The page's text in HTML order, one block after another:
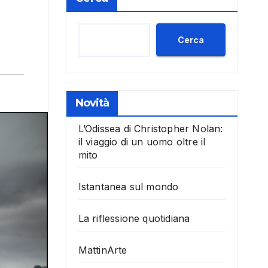
Cerca
Novità
L’Odissea di Christopher Nolan:
il viaggio di un uomo oltre il
mito
Istantanea sul mondo
La riflessione quotidiana
MattinArte